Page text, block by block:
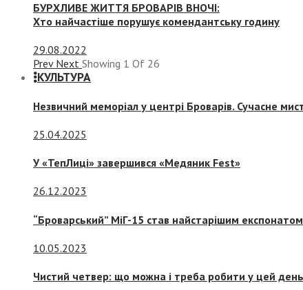
БУРХЛИВЕ ЖИТТЯ БРОВАРІВ ВНОЧІ:
Хто найчастіше порушує комендантську годину
29.08.2022
Prev Next Showing 1 Of 26
КУЛЬТУРА
Незвичний меморіал у центрі Броварів. Сучасне
25.04.2025
У «ТепЛиці» завершився «Медяник Fest»
26.12.2023
“Броварський” МіГ-15 став найстарішим експонатом
10.05.2023
Чистий четвер: що можна і треба робити у цей день